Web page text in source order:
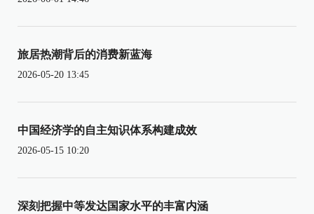
旅居热潮背后的消费新蓝海
2026-05-20 13:45
中国经济学的自主知识体系构建成效
2026-05-15 10:20
深刻把握中等发达国家水平的丰富内涵